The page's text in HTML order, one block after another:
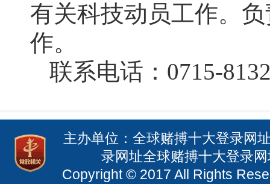
有关科技动员工作。
作。
联系电话：0715-
主办单位：全球赌搏十大登录网
录网址全球赌搏十大登录
Copyright © 2017 All Rights